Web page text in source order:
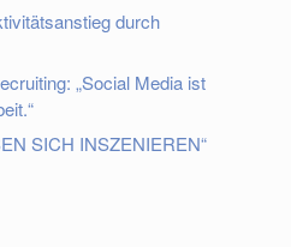
durch
„Social Media ist
SICH INSZENIEREN“